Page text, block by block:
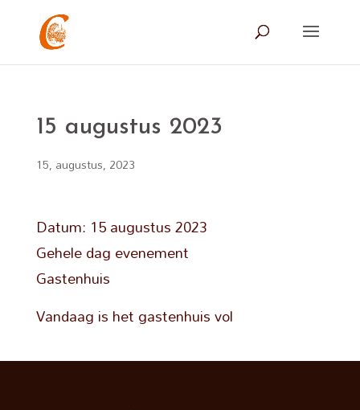
15 augustus 2023
15, augustus, 2023
Datum: 15 augustus 2023
Gehele dag evenement
Gastenhuis
Vandaag is het gastenhuis vol